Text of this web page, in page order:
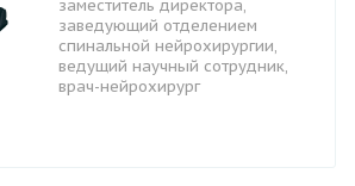
заместитель директора,
заведующий отделением
спинальной нейрохирургии,
ведущий научный сотрудник,
врач-нейрохирург